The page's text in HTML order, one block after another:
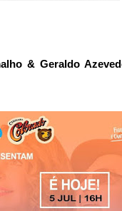
& Geraldo